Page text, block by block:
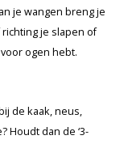
je wangen breng je
je slapen of
ogen hebt.
de kaak, neus,
Houdt dan de ‘3-